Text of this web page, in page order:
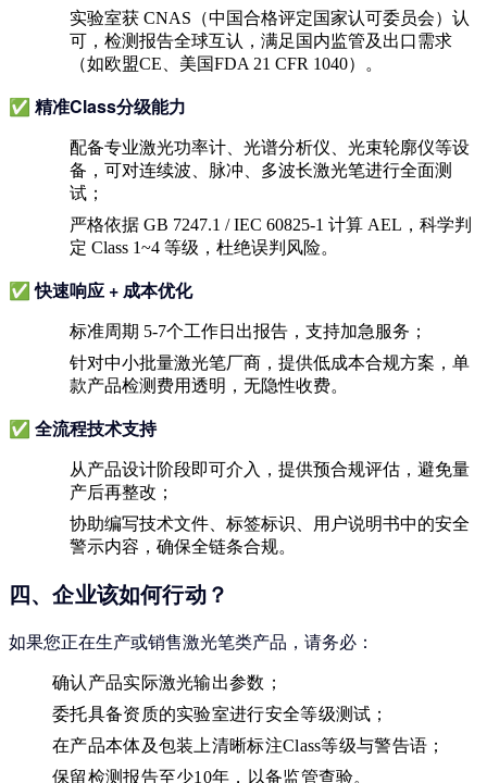
实验室获 CNAS（中国合格评定国家认可委员会）认
可 ，检测报告全球互认，满足国内监管及出口需求
（如欧盟CE、美国FDA 21 CFR 1040）。
✅ 精准Class分级能力
配备专业激光功率计、光谱分析仪、光束轮廓仪等设
备，可对连续波、脉冲、多波长激光笔进行全面测
试；
严格依据 GB 7247.1 / IEC 60825-1 计算 AEL，科学判
定 Class 1~4 等级，杜绝误判风险。
✅快速响应 + 成本优化
标准周期 5-7个工作日出报告 ，支持加急服务；
针对中小批量激光笔厂商，提供低成本合规方案 ，单
款产品检测费用透明，无隐性收费。
✅ 全流程技术支持
从产品设计阶段即可介入，提供预合规评估 ，避免量
产后再整改；
协助编写技术文件、标签标识、用户说明书中的安全
警示内容，确保全链条合规。
四、企业该如何行动？
如果您正在生产或销售激光笔类产品，请务必：
确认产品实际激光输出参数 ；
委托具备资质的实验室进行安全等级测试 ；
在产品本体及包装上清晰标注Class等级与警告语 ；
保留检测报告至少10年，以备监管查验。